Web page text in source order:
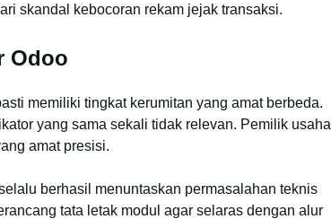
skandal kebocoran rekam jejak transaksi.
Odoo
memiliki tingkat kerumitan yang amat berbeda.
yang sama sekali tidak relevan. Pemilik usaha
amat presisi.
berhasil menuntaskan permasalahan teknis
tata letak modul agar selaras dengan alur